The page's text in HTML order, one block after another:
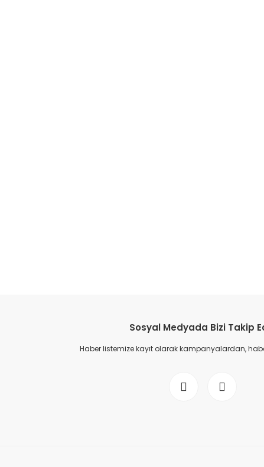
Sosyal Medyada Bizi Takip
Haber listemize kayıt olarak kampanyalardan,